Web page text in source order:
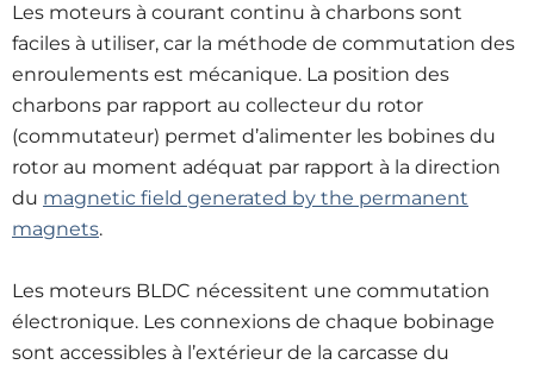
Les moteurs à courant continu à charbons sont
faciles à utiliser, car la méthode de commutation des
enroulements est mécanique. La position des
charbons par rapport au collecteur du rotor
(commutateur) permet d’alimenter les bobines du
rotor au moment adéquat par rapport à la direction
du magnetic field generated by the permanent
magnets.
Les moteurs BLDC nécessitent une commutation
électronique. Les connexions de chaque bobinage
sont accessibles à l’extérieur de la carcasse du